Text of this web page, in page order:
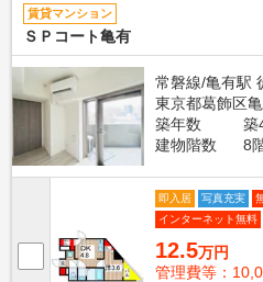
賃貸マンション
ＳＰコート亀有
常磐線/亀有駅
東京都葛飾区
築年数
築
建物階数
8
即入居 写真充実
インターネット無料
12.5万円
管理費等：